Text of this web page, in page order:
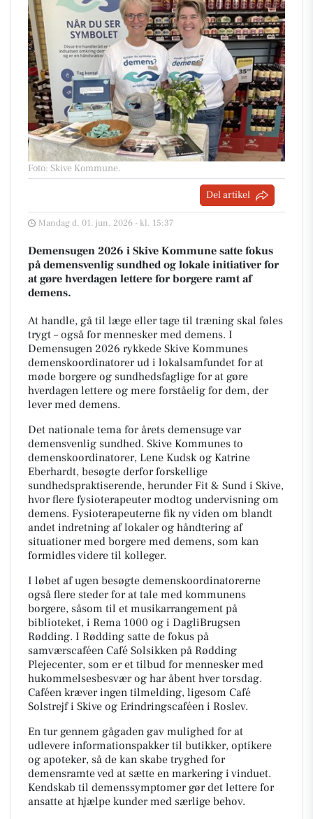
Foto: Skive Kommune.
Del artikel
Mandag d. 01. jun. 2026 - kl. 15:37
Demensugen 2026 i Skive Kommune satte fokus
på demensvenlig sundhed og lokale initiativer for
at gøre hverdagen lettere for borgere ramt af
demens.
At handle, gå til læge eller tage til træning skal føles
trygt – også for mennesker med demens. I
Demensugen 2026 rykkede Skive Kommunes
demenskoordinatorer ud i lokalsamfundet for at
møde borgere og sundhedsfaglige for at gøre
hverdagen lettere og mere forståelig for dem, der
lever med demens.
Det nationale tema for årets demensuge var
demensvenlig sundhed. Skive Kommunes to
demenskoordinatorer, Lene Kudsk og Katrine
Eberhardt, besøgte derfor forskellige
sundhedspraktiserende, herunder Fit & Sund i Skive,
hvor flere fysioterapeuter modtog undervisning om
demens. Fysioterapeuterne fik ny viden om blandt
andet indretning af lokaler og håndtering af
situationer med borgere med demens, som kan
formidles videre til kolleger.
I løbet af ugen besøgte demenskoordinatorerne
også flere steder for at tale med kommunens
borgere, såsom til et musikarrangement på
biblioteket, i Rema 1000 og i DagliBrugsen
Rødding. I Rødding satte de fokus på
samværscaféen Café Solsikken på Rødding
Plejecenter, som er et tilbud for mennesker med
hukommelsesbesvær og har åbent hver torsdag.
Caféen kræver ingen tilmelding, ligesom Café
Solstrejf i Skive og Erindringscaféen i Roslev.
En tur gennem gågaden gav mulighed for at
udlevere informationspakker til butikker, optikere
og apoteker, så de kan skabe tryghed for
demensramte ved at sætte en markering i vinduet.
Kendskab til demenssymptomer gør det lettere for
ansatte at hjælpe kunder med særlige behov.